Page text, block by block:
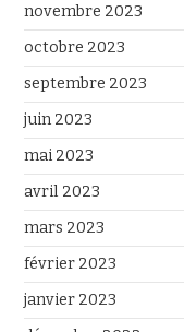
novembre 2023
octobre 2023
septembre 2023
juin 2023
mai 2023
avril 2023
mars 2023
février 2023
janvier 2023